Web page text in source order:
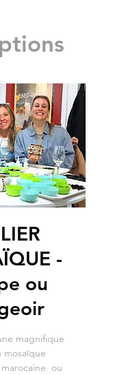
-
ou
magnifique
mosaïque
marocaine ou